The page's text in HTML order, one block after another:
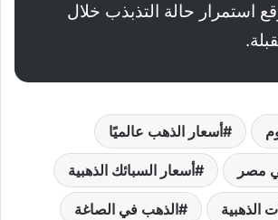
استمرار حالة التذبذب خلال
أسعار الذهب عالميًا
مصر أسعار السبائك الذهبية
الذهبية الذهب في الصاغة